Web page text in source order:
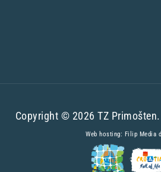
Copyright © 2026 TZ
Web hosting: Filip Media